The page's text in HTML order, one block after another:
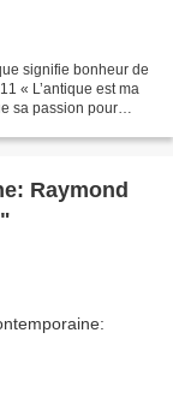
signifie bonheur de
« L’antique est ma
sa passion pour
Raymond